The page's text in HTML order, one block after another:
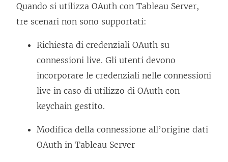
Quando si utilizza OAuth con Tableau Server,
tre scenari non sono supportati:
Richiesta di credenziali OAuth su
connessioni live. Gli utenti devono
incorporare le credenziali nelle connessioni
live in caso di utilizzo di OAuth con
keychain gestito.
Modifica della connessione all’origine dati
OAuth in Tableau Server